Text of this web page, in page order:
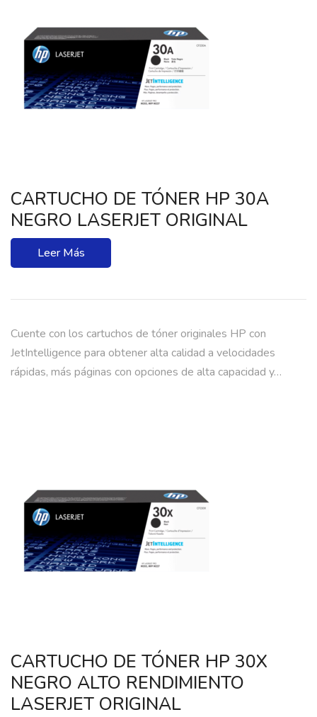
CARTUCHO DE TÓNER HP 30A
NEGRO LASERJET ORIGINAL
Leer Más
Cuente con los cartuchos de tóner originales HP con
JetIntelligence para obtener alta calidad a velocidades
rápidas, más páginas con opciones de alta capacidad y…
CARTUCHO DE TÓNER HP 30X
NEGRO ALTO RENDIMIENTO
LASERJET ORIGINAL